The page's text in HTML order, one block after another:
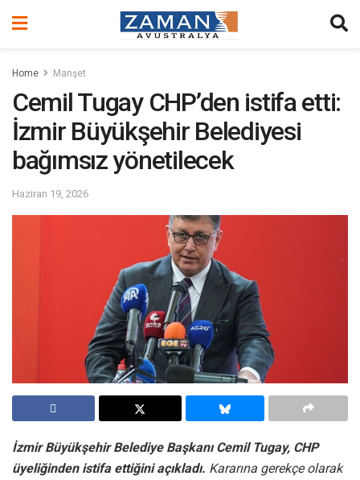
Home Manşet
Cemil Tugay CHP’den istifa etti:
İzmir Büyükşehir Belediyesi
bağımsız yönetilecek
Haziran 19, 2026
İzmir Büyükşehir Belediye Başkanı Cemil Tugay, CHP
üyeliğinden istifa ettiğini açıkladı. Kararına gerekçe olarak